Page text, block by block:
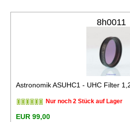
8h0011
Astronomik ASUHC1 - UHC Filter
Nur noch 2 Stück auf Lager
EUR 99,00